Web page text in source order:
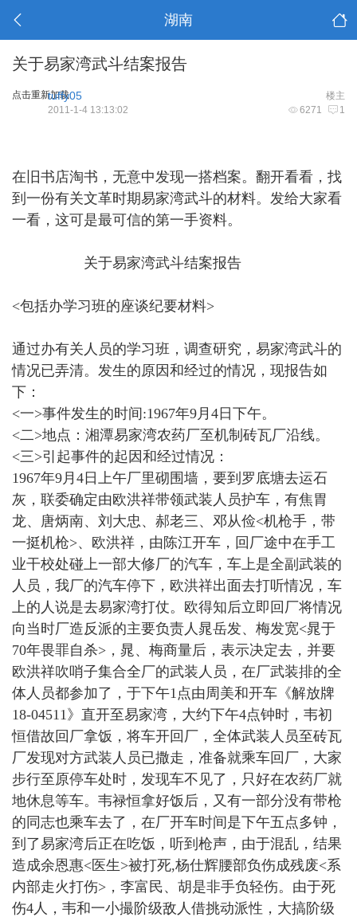
湖南
关于易家湾武斗结案报告
点击重新加载 楼主
tuffy05
6271 1
2011-1-4 13:13:02
在旧书店淘书，无意中发现一搭档案。翻开看看，找
到一份有关文革时期易家湾武斗的材料。发给大家看
一看，这可是最可信的第一手资料。
关于易家湾武斗结案报告
<包括办学习班的座谈纪要材料>
通过办有关人员的学习班，调查研究，易家湾武斗的
情况已弄清。发生的原因和经过的情况，现报告如
下：
<一>事件发生的时间:1967年9月4日下午。
<二>地点：湘潭易家湾农药厂至机制砖瓦厂沿线。
<三>引起事件的起因和经过情况：
1967年9月4日上午厂里砌围墙，要到罗底塘去运石
灰，联委确定由欧洪祥带领武装人员护车，有焦胃
龙、唐炳南、刘大忠、郝老三、邓从俭<机枪手，带
一挺机枪>、欧洪祥，由陈江开车，回厂途中在手工
业干校处碰上一部大修厂的汽车，车上是全副武装的
人员，我厂的汽车停下，欧洪祥出面去打听情况，车
上的人说是去易家湾打仗。欧得知后立即回厂将情况
向当时厂造反派的主要负责人晁岳发、梅发宽<晁于
70年畏罪自杀>，晁、梅商量后，表示决定去，并要
欧洪祥吹哨子集合全厂的武装人员，在厂武装排的全
体人员都参加了，于下午1点由周美和开车《解放牌
18-04511》直开至易家湾，大约下午4点钟时，韦初
恒借故回厂拿饭，将车开回厂，全体武装人员至砖瓦
厂发现对方武装人员已撒走，准备就乘车回厂，大家
步行至原停车处时，发现车不见了，只好在农药厂就
地休息等车。韦禄恒拿好饭后，又有一部分没有带枪
的同志也乘车去了，在厂开车时间是下午五点多钟，
到了易家湾后正在吃饭，听到枪声，由于混乱，结果
造成余恩惠<医生>被打死,杨仕辉腰部负伤成残废<系
内部走火打伤>，李富民、胡是非手负轻伤。由于死
伤4人，韦和一小撮阶级敌人借挑动派性，大搞阶级